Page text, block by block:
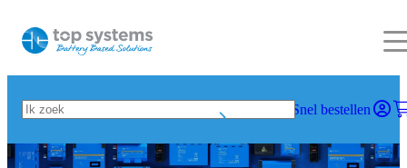
Snel bestellen